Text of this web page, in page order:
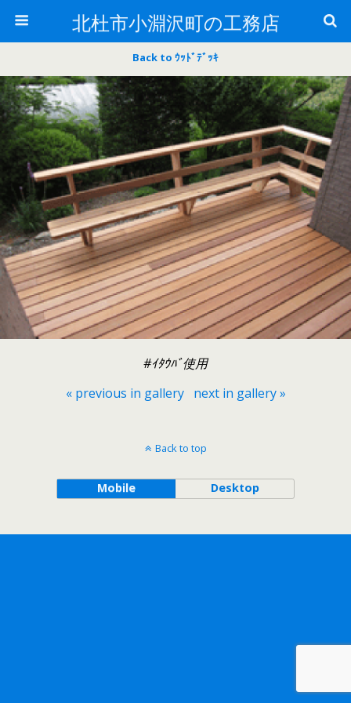
北杜市小淵沢町の工務店
Back to ｳｯﾄﾞﾃﾞｯｷ
#ｲﾀｳﾊﾞ使用
« previous in gallery
next in gallery »
Back to top
Mobile Desktop